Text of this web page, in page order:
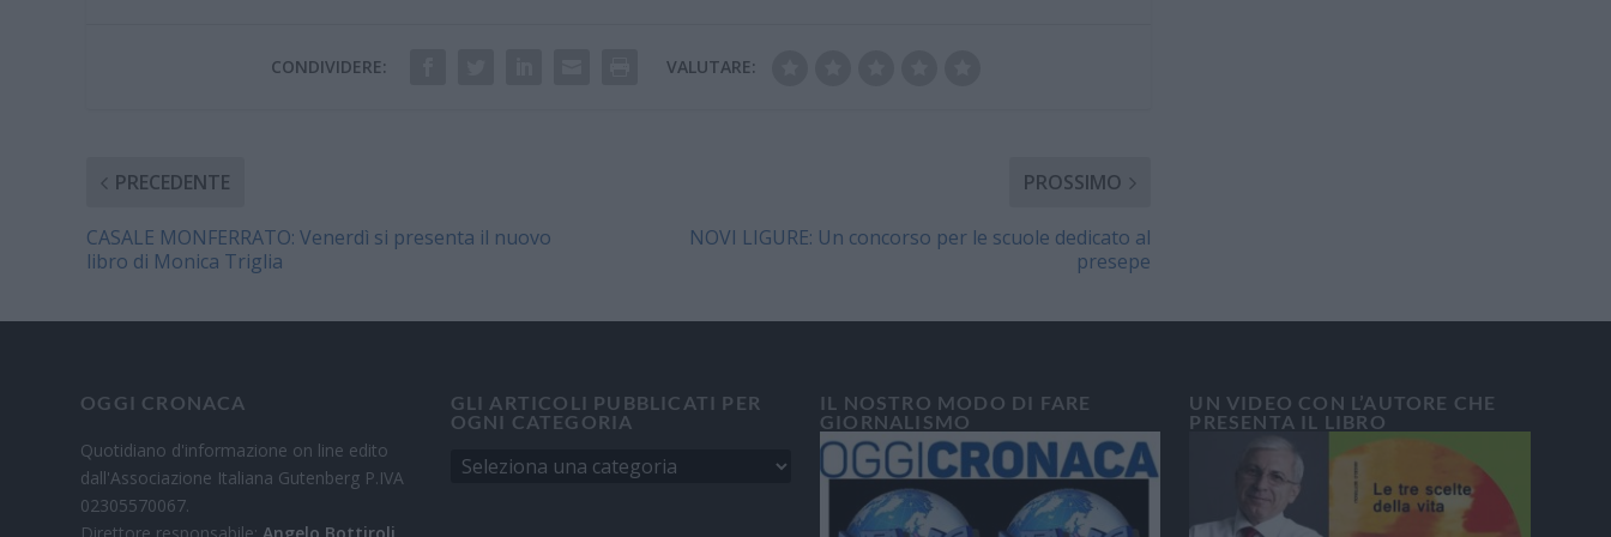
CONDIVIDERE: VALUTARE:
PRECEDENTE
CASALE MONFERRATO: Venerdì si presenta il nuovo
libro di Monica Triglia
PROSSIMO
NOVI LIGURE: Un concorso per le scuole dedicato al
presepe
OGGI CRONACA
Quotidiano d'informazione on line edito
dall'Associazione Italiana Gutenberg P.IVA
02305570067.
GLI ARTICOLI PUBBLICATI PER
OGNI CATEGORIA
IL NOSTRO MODO DI FARE
GIORNALISMO
UN VIDEO CON L’AUTORE CHE
PRESENTA IL LIBRO